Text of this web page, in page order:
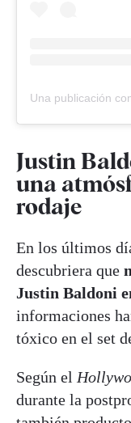
Justin
una
rodaje
En los últimos
descubriera que
Justin Baldoni
informaciones
tóxico en el set
Según el
durante la